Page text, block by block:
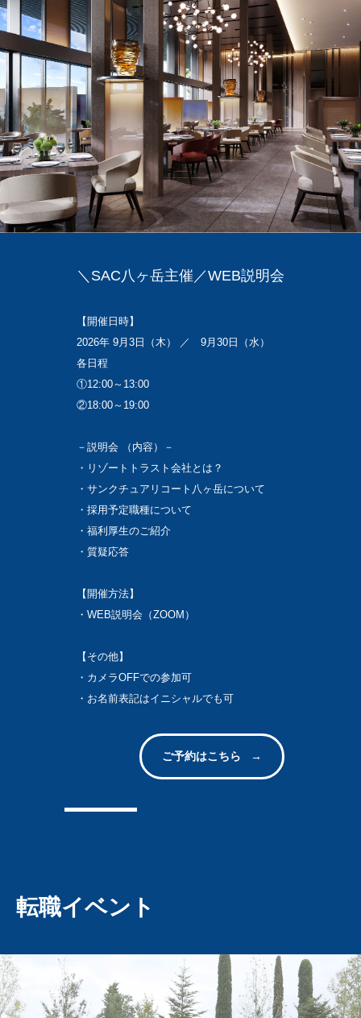
＼SAC八ヶ岳主催／WEB説明会
【開催日時】
2026年 9月3日（木） ／ 9月30日（水）
各日程
①12:00～13:00
②18:00～19:00
－説明会 （内容）－
・リゾートトラスト会社とは？
・サンクチュアリコート八ヶ岳について
・採用予定職種について
・福利厚生のご紹介
・質疑応答
【開催方法】
・WEB説明会（ZOOM）
【その他】
・カメラOFFでの参加可
・お名前表記はイニシャルでも可
ご予約はこちら
転職イベント